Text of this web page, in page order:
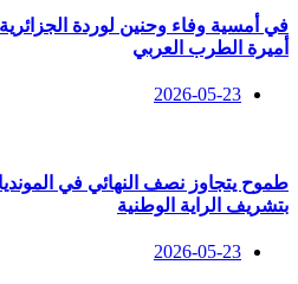
في أمسية وفاء وحنين لوردة
أميرة الطرب العربي
2026-05-23
طموح يتجاوز نصف النهائي في
بتشريف الراية الوطنية
2026-05-23